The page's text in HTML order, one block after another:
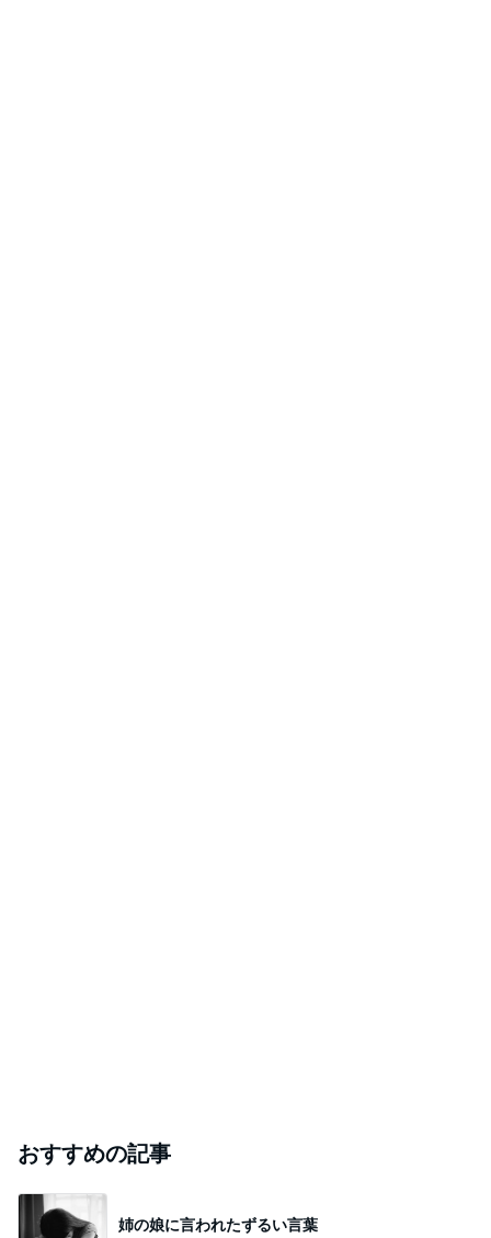
おすすめの記事
姉の娘に言われたずるい言葉